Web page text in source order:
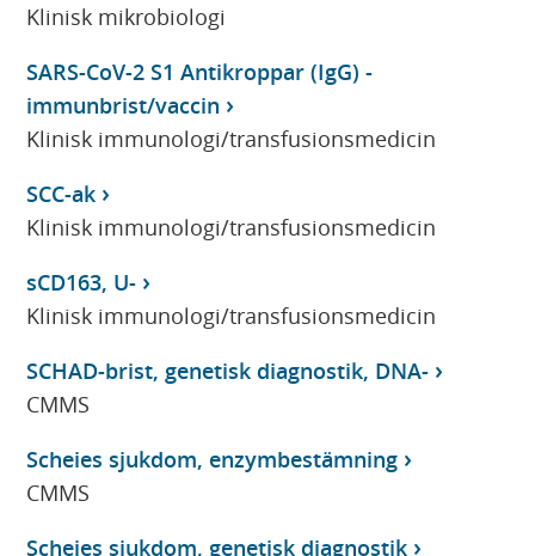
Klinisk mikrobiologi
SARS-CoV-2 S1 Antikroppar (IgG) -
immunbrist/vaccin
Klinisk immunologi/transfusionsmedicin
SCC-ak
Klinisk immunologi/transfusionsmedicin
sCD163, U-
Klinisk immunologi/transfusionsmedicin
SCHAD-brist, genetisk diagnostik, DNA-
CMMS
Scheies sjukdom, enzymbestämning
CMMS
Scheies sjukdom, genetisk diagnostik